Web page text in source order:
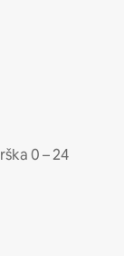
0 – 24